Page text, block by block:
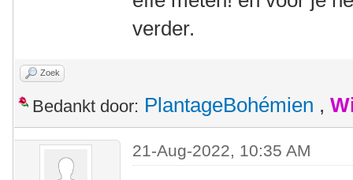
verder.
Zoek
Bedankt door: PlantageBohémien ,
21-Aug-2022, 10:35 AM